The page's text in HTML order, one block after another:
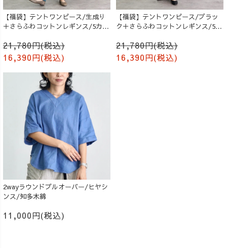
【福袋】テントワンピース/生成り
＋さらふわコットンレギンス/5カラ
21,780円(税込)
16,390円(税込)
【福袋】テントワンピース/ブラッ
ク＋さらふわコットンレギンス/5カ
21,780円(税込)
16,390円(税込)
2wayラウンドプルオーバー/ヒヤシ
ンス/知多木綿
11,000円(税込)